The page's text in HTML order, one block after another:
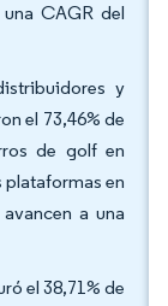
CAGR del
y
el 73,46% de
de golf en
plataformas en
a una
el 38,71% de